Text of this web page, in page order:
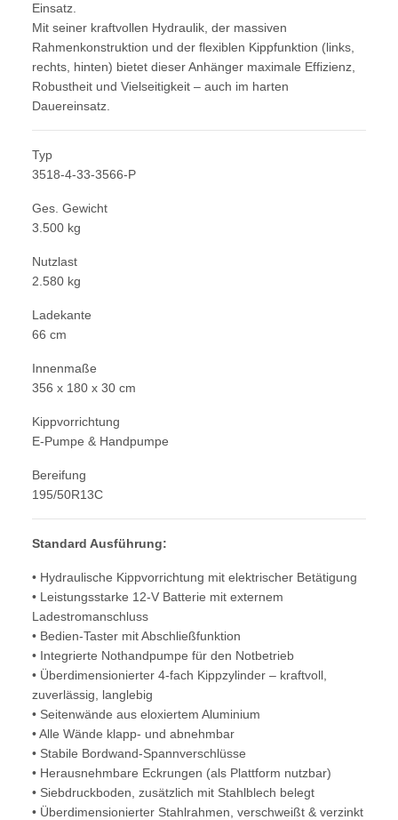
Einsatz.
Mit seiner kraftvollen Hydraulik, der massiven
Rahmenkonstruktion und der flexiblen Kippfunktion (links,
rechts, hinten) bietet dieser Anhänger maximale Effizienz,
Robustheit und Vielseitigkeit – auch im harten
Dauereinsatz.
Typ
3518-4-33-3566-P
Ges. Gewicht
3.500 kg
Nutzlast
2.580 kg
Ladekante
66 cm
Innenmaße
356 x 180 x 30 cm
Kippvorrichtung
E-Pumpe & Handpumpe
Bereifung
195/50R13C
Standard Ausführung:
• Hydraulische Kippvorrichtung mit elektrischer Betätigung
• Leistungsstarke 12-V Batterie mit externem
Ladestromanschluss
• Bedien-Taster mit Abschließfunktion
• Integrierte Nothandpumpe für den Notbetrieb
• Überdimensionierter 4-fach Kippzylinder – kraftvoll,
zuverlässig, langlebig
• Seitenwände aus eloxiertem Aluminium
• Alle Wände klapp- und abnehmbar
• Stabile Bordwand-Spannverschlüsse
• Herausnehmbare Eckrungen (als Plattform nutzbar)
• Siebdruckboden, zusätzlich mit Stahlblech belegt
• Überdimensionierter Stahlrahmen, verschweißt & verzinkt